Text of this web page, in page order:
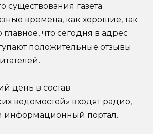
существования газета
времена, как хорошие, так
что сегодня в адрес
положительные отзывы
день в состав
ведомостей» входят радио,
информационный портал.